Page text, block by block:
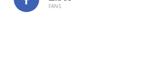
FANS